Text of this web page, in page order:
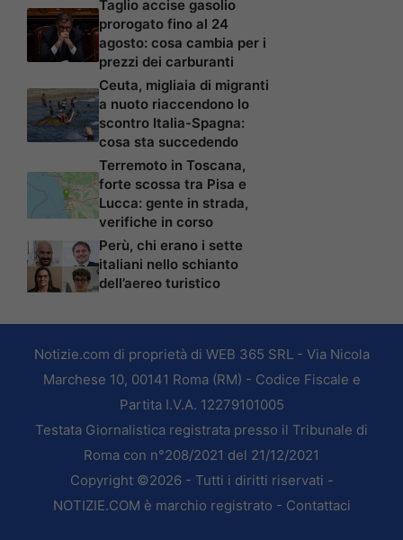
Taglio accise gasolio
prorogato fino al 24
agosto: cosa cambia per i
prezzi dei carburanti
Ceuta, migliaia di migranti
a nuoto riaccendono lo
scontro Italia-Spagna:
cosa sta succedendo
Terremoto in Toscana,
forte scossa tra Pisa e
Lucca: gente in strada,
verifiche in corso
Perù, chi erano i sette
italiani nello schianto
dell’aereo turistico
Notizie.com di proprietà di WEB 365 SRL - Via Nicola
Marchese 10, 00141 Roma (RM) - Codice Fiscale e
Partita I.V.A. 12279101005
Testata Giornalistica registrata presso il Tribunale di
Roma con n°208/2021 del 21/12/2021
Copyright ©2026 - Tutti i diritti riservati -
NOTIZIE.COM è marchio registrato - Contattaci